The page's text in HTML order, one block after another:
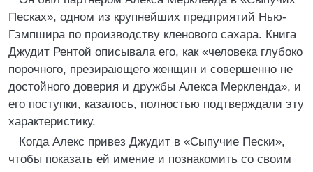
Песках», одном из крупнейших предприятий Нью-
Гэмпшира по производству кленового сахара. Книга
Джудит Рентой описывала его, как «человека глубоко
порочного, презирающего женщин и совершенно не
достойного доверия и дружбы Алекса Меркленда», и
его поступки, казалось, полностью подтверждали эту
характеристику.
Когда Алекс привез Джудит в «Сыпучие Пески»,
чтобы показать ей имение и познакомить со своим